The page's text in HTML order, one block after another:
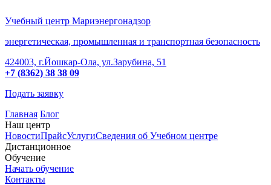
Учебный центр Мариэнергонадзор
энергетическая, промышленная и транспортная безопасность
424003, г.Йошкар-Ола, ул.Зарубина, 51
+7 (8362) 38 38 09
Подать заявку
Главная Блог
Наш центр
НовостиПрайсУслугиСведения об Учебном центре
Дистанционное
Обучение
Начать обучение
Контакты